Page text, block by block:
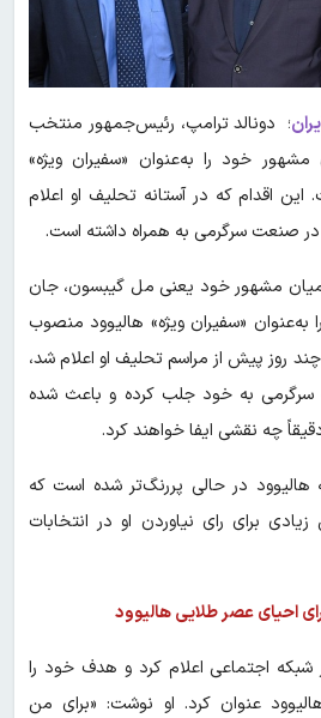
؛ دونالد ترامپ، رئیس‌جمهور منتخب
خود را به‌عنوان «سفیران ویژه»
اقدام که در آستانه تحلیف او اعلام
صنعت سرگرمی به همراه داشته است.
مشهور خود یعنی مل گیبسون، جان
به‌عنوان «سفیران ویژه» هالیوود منصوب
روز پیش از مراسم تحلیف او اعلام شد،
سرگرمی به خود جلب کرده و باعث شده
چه نقشی ایفا خواهند کرد.
هالیوود در حالی پررنگ‌تر شده است که
برای رای نیاوردن او در انتخابات
احیای عصر طلایی هالیوود
شبکه اجتماعی اعلام کرد و هدف خود را
عنوان کرد. او نوشت: «برای من